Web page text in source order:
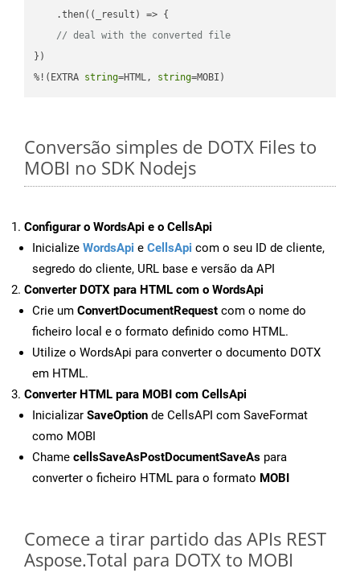
    .then(
( _result ) => {
// deal with the converted file
})
%!(EXTRA string=HTML, string=MOBI)
Conversão simples de DOTX Files to
MOBI no SDK Nodejs
Configurar o WordsApi e o CellsApi
Inicialize WordsApi e CellsApi com o seu ID de cliente,
segredo do cliente, URL base e versão da API
Converter DOTX para HTML com o WordsApi
Crie um ConvertDocumentRequest com o nome do
ficheiro local e o formato definido como HTML.
Utilize o WordsApi para converter o documento DOTX
em HTML.
Converter HTML para MOBI com CellsApi
Inicializar SaveOption de CellsAPI com SaveFormat
como MOBI
Chame cellsSaveAsPostDocumentSaveAs para
converter o ficheiro HTML para o formato MOBI
Comece a tirar partido das APIs REST
Aspose.Total para DOTX to MOBI